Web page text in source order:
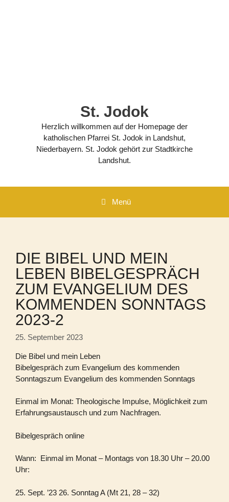
St. Jodok
Herzlich willkommen auf der Homepage der
katholischen Pfarrei St. Jodok in Landshut,
Niederbayern. St. Jodok gehört zur Stadtkirche
Landshut.
Menü
DIE BIBEL UND MEIN
LEBEN BIBELGESPRÄCH
ZUM EVANGELIUM DES
KOMMENDEN SONNTAGS
2023-2
25. September 2023
Die Bibel und mein Leben
Bibelgespräch zum Evangelium des kommenden
Sonntagszum Evangelium des kommenden Sonntags
Einmal im Monat: Theologische Impulse, Möglichkeit zum
Erfahrungsaustausch und zum Nachfragen.
Bibelgespräch online
Wann: Einmal im Monat – Montags von 18.30 Uhr – 20.00
Uhr:
25. Sept. ’23 26. Sonntag A (Mt 21, 28 – 32)